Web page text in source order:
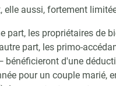
aussi, fortement
part, les propriétaires de
part, les primo-
d'une
pour un couple marié,